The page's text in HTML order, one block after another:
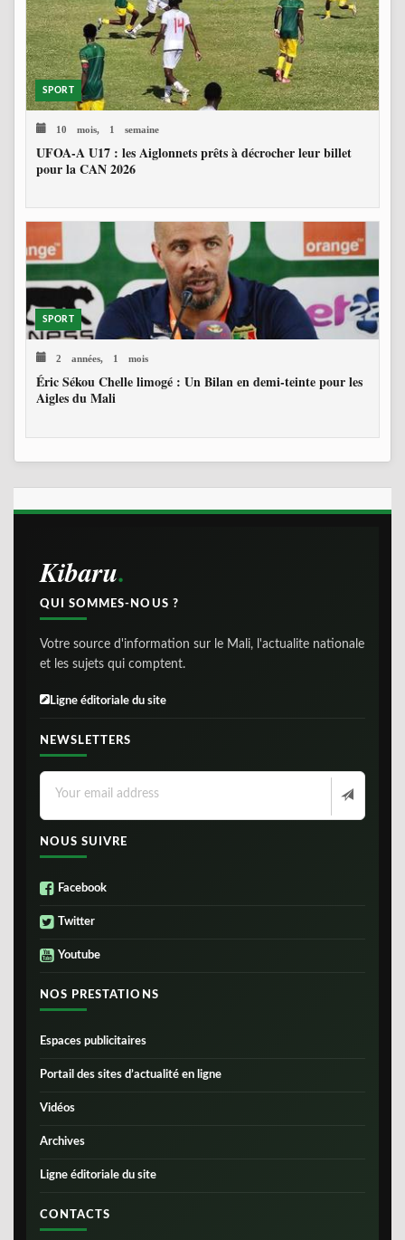
SPORT
10 mois, 1 semaine
UFOA-A U17 : les Aiglonnets prêts à décrocher leur billet
pour la CAN 2026
SPORT
2 années, 1 mois
Éric Sékou Chelle limogé : Un Bilan en demi-teinte pour les
Aigles du Mali
Kibaru
QUI SOMMES-NOUS ?
Votre source d'information sur le Mali, l'actualite nationale
et les sujets qui comptent.
Ligne éditoriale du site
NEWSLETTERS
NOUS SUIVRE
Facebook
Twitter
Youtube
NOS PRESTATIONS
Espaces publicitaires
Portail des sites d’actualité en ligne
Vidéos
Archives
Ligne éditoriale du site
CONTACTS